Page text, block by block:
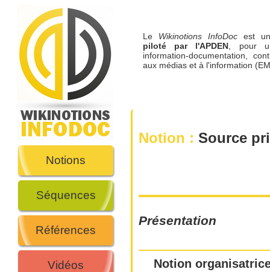
Notions
Séquences
Références
Vidéos
Le Wikinotions InfoDoc est
piloté par l'APDEN, pour
information-documentation,
aux médias et à l'information
Notion : Source
Présentation
Notion